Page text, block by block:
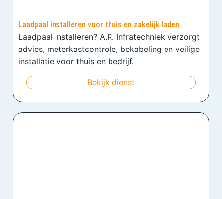
Laadpaal installeren voor thuis en zakelijk laden
Laadpaal installeren? A.R. Infratechniek verzorgt
advies, meterkastcontrole, bekabeling en veilige
installatie voor thuis en bedrijf.
Bekijk dienst